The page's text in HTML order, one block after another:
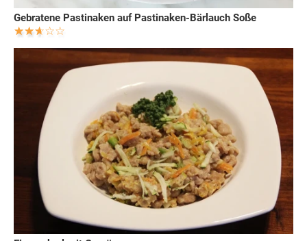
Gebratene Pastinaken auf Pastinaken-Bärlauch Soße